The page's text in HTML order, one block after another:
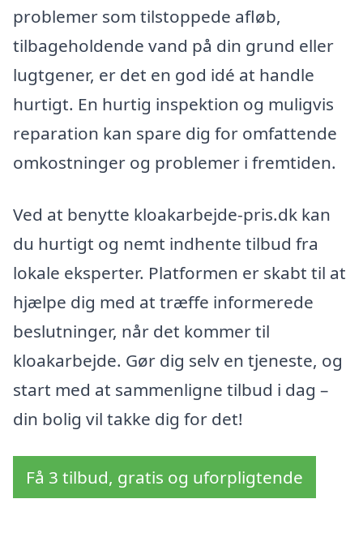
problemer som tilstoppede afløb,
tilbageholdende vand på din grund eller
lugtgener, er det en god idé at handle
hurtigt. En hurtig inspektion og muligvis
reparation kan spare dig for omfattende
omkostninger og problemer i fremtiden.
Ved at benytte kloakarbejde-pris.dk kan
du hurtigt og nemt indhente tilbud fra
lokale eksperter. Platformen er skabt til at
hjælpe dig med at træffe informerede
beslutninger, når det kommer til
kloakarbejde. Gør dig selv en tjeneste, og
start med at sammenligne tilbud i dag –
din bolig vil takke dig for det!
Få 3 tilbud, gratis og uforpligtende